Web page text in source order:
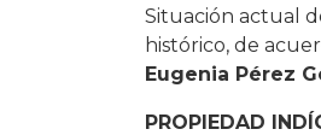
Situación actual
histórico, de
Eugenia Pérez
PROPIEDAD